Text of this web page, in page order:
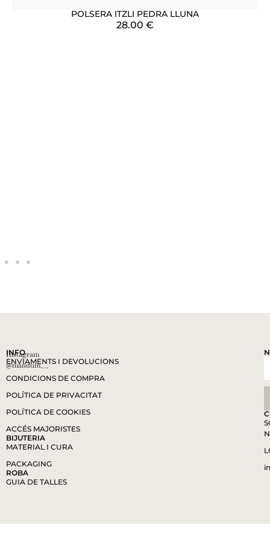
POLSERA ITZLI PEDRA LLUNA
28.00 €
Instagram
@mandum__
INFO
ENVIAMENTS I DEVOLUCIONS
CONDICIONS DE COMPRA
POLÍTICA DE PRIVACITAT
POLÍTICA DE COOKIES
ACCÉS MAJORISTES
BIJUTERIA
MATERIAL I CURA
PACKAGING
ROBA
GUIA DE TALLES